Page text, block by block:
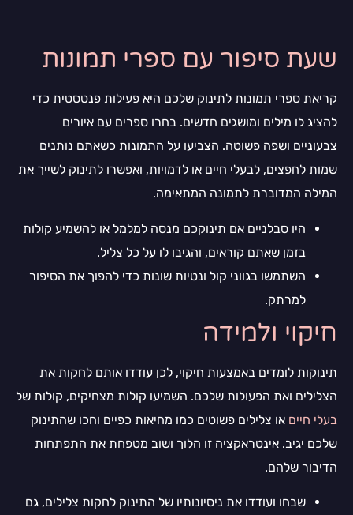
שעת סיפור עם ספרי תמונות
קריאת ספרי תמונות לתינוק שלכם היא פעילות פנטסטית כדי
להציג לו מילים ומושגים חדשים. בחרו ספרים עם איורים
צבעוניים ושפה פשוטה. הצביעו על התמונות כשאתם נותנים
שמות לחפצים, לבעלי חיים או לדמויות, ואפשרו לתינוק לשייך את
המילה המדוברת לתמונה המתאימה.
היו סבלניים אם תינוקכם מנסה למלמל או להשמיע קולות
בזמן שאתם קוראים, והגיבו לו על כל צליל.
השתמשו בגווני קול ונטיות שונות כדי להפוך את הסיפור
למרתק.
חיקוי ולמידה
תינוקות לומדים באמצעות חיקוי, לכן עודדו אותם לחקות את
הצלילים ואת הפעולות שלכם. השמיעו קולות מצחיקים, קולות של
בעלי חיים או צלילים פשוטים כמו מחיאות כפיים וחכו שהתינוק
שלכם יגיב. אינטראקציה זו הלוך ושוב מטפחת את התפתחות
הדיבור שלהם.
שבחו ועודדו את ניסיונותיו של התינוק לחקות צלילים, גם